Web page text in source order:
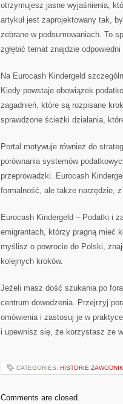
otrzymujesz jasne wyjaśnienia,
artykuł jest zaprojektowany tak,
zebrane w podsumowaniach. To
zgłębić temat znajdzie
Na Eurocash Kindergeld
Kiedy powstaje obowiązek
zagadnień, które są rozpisane
sprawdzone ścieżki działania,
Portal motywuje również do
porównania systemów
przeprowadzki. Eurocash
formalność, ale także narzędzie,
Eurocash Kindergeld – Podatki i
emigrantach, którzy pragną mieć
myślisz o powrocie do Polski,
kolejnych kroków.
Jeżeli masz dość szukania po
centrum dowodzenia. Przejrzyj
omówienia i zastosuj je w
i upewnisz się, że korzystasz ze
CATEGORIES: HISTORIE
Comments are closed.